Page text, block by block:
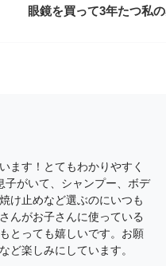
眼鏡を買って3年たつ私
ます！とてもわかりやすく
子がいて、シャンプー、ボデ
け止めなど選ぶのにいつも
んがお子さんに使っている
とっても嬉しいです。お願
ど楽しみにしています。